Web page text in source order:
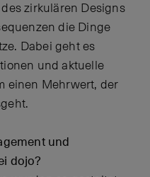
zirkulären Designs
die Dinge
Dabei geht es
und aktuelle
einen Mehrwert, der
und
dojo?